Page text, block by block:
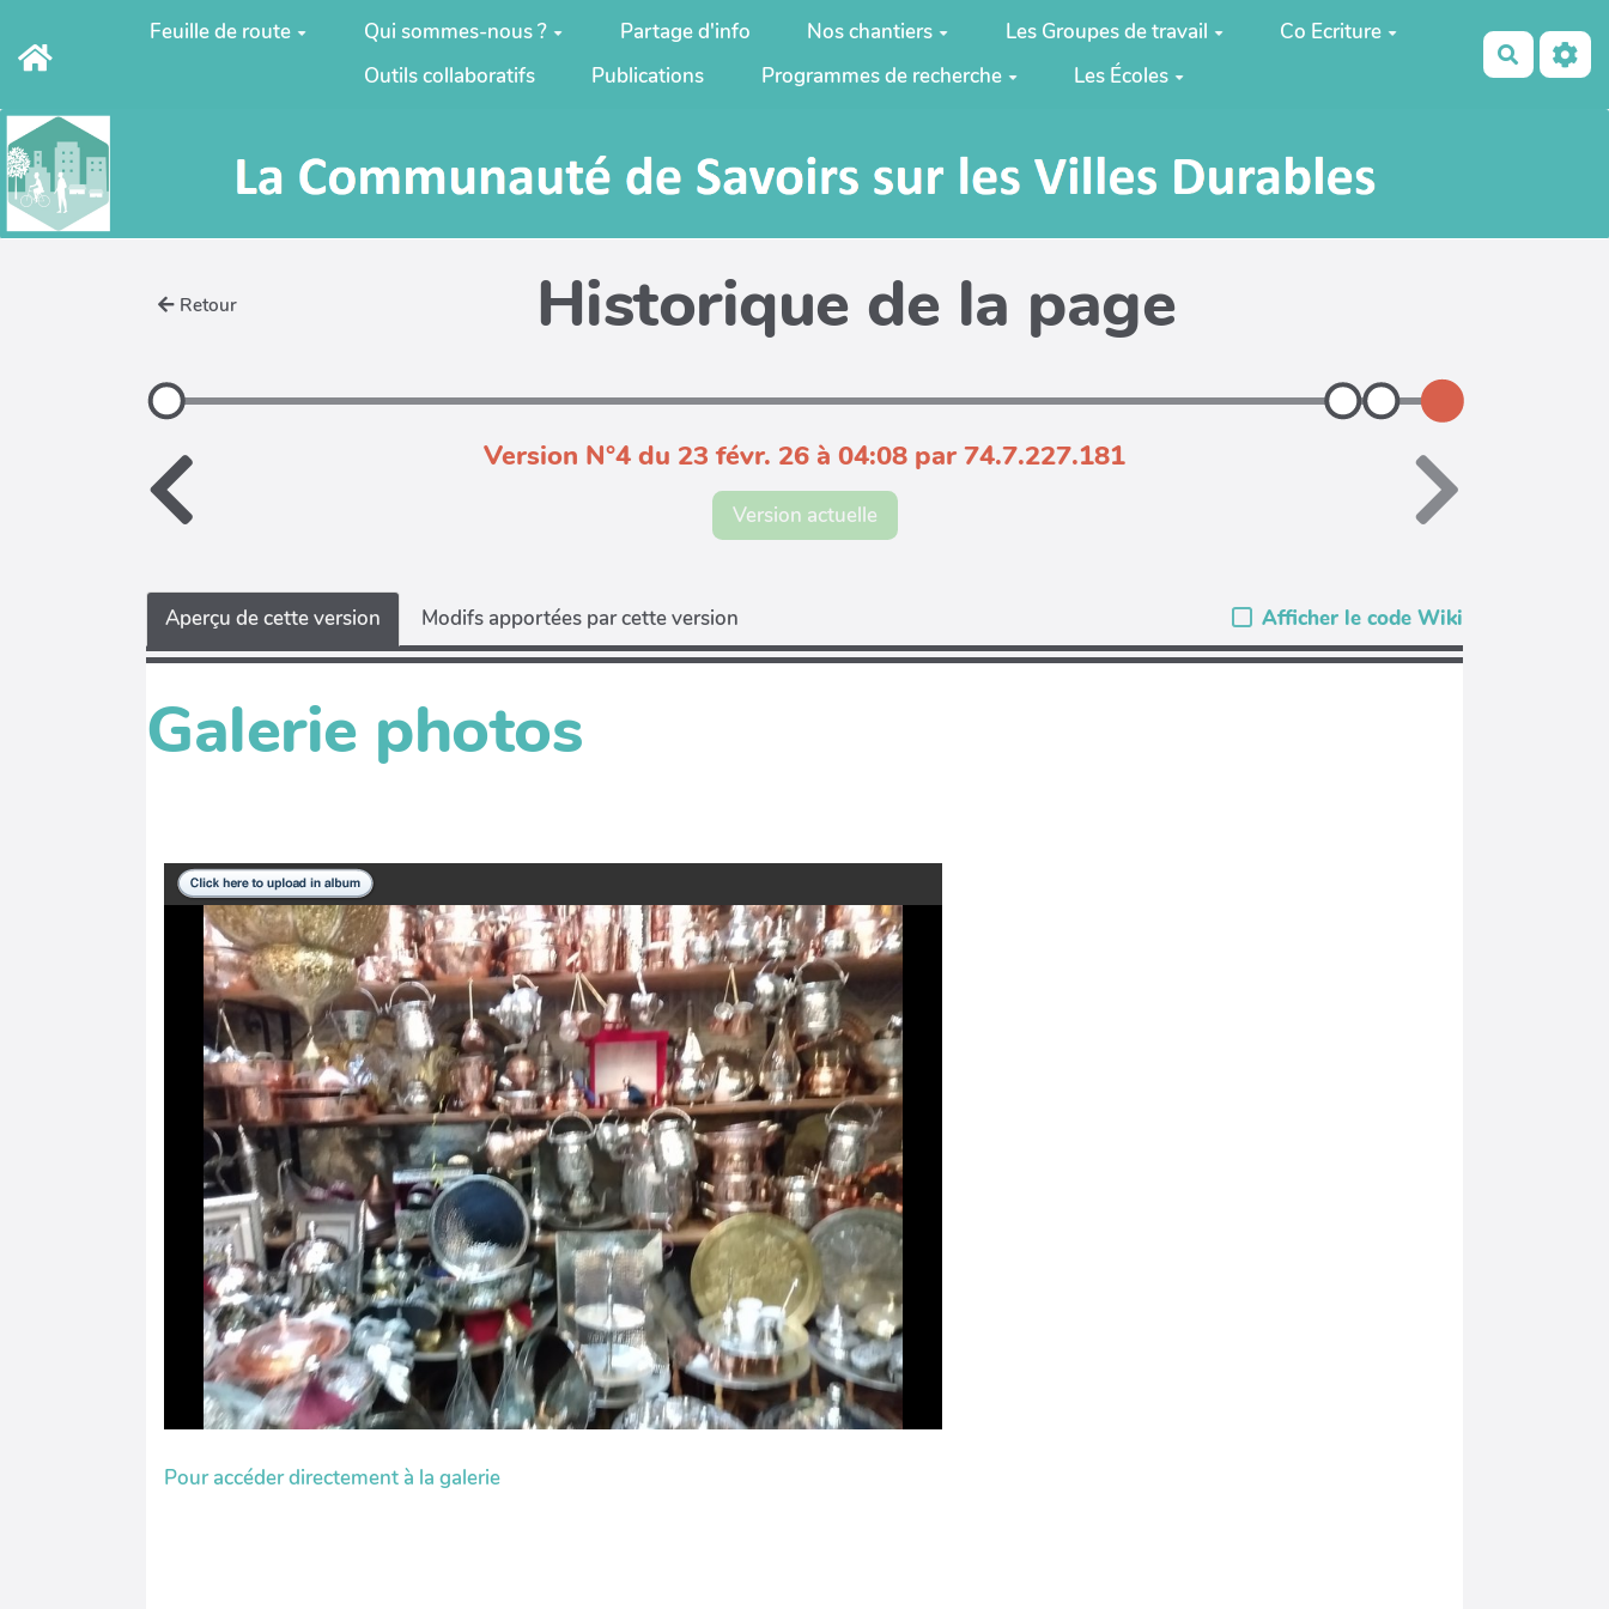
Aller au contenu principal
Feuille de route Qui sommes-nous ? Partage d'info Nos chantiers Les Groupes de travail
Co Ecriture
Outils collaboratifs
Publications Programmes de recherche Les Écoles
Retour Historique de la page
Version N°4 du 23 févr. 26 à 04:08 par 74.7.227.181
Version actuelle
Aperçu de cette version Modifs apportées par cette version Afficher le code Wiki